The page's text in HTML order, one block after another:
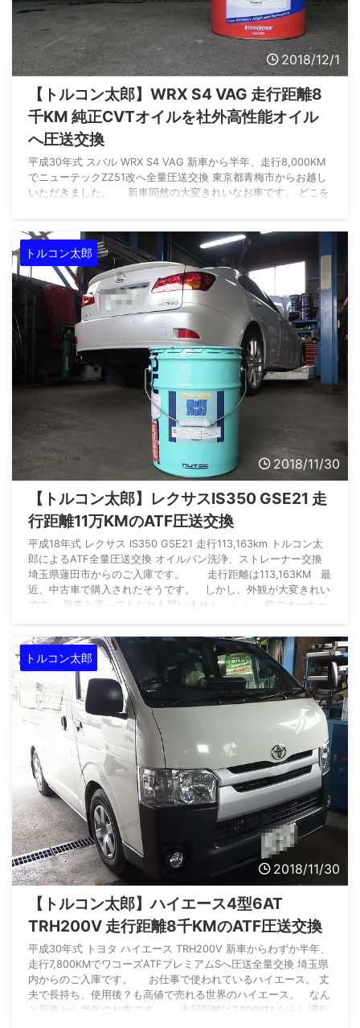
2018/12/1
【トルコン太郎】WRX S4 VAG 走行距離8
千KM 純正CVTオイルを社外高性能オイル
へ圧送交換
平成30年式 スバル WRX S4 VAG 新車から半年、走行8,000KM
でニューテックZZ51改へ全量圧送交換 東京都青梅市からお越し
いただきました。 新車同然の大変きれいなお車です。 どこを
そのため、純正CVTオイルからアップグレードしたいとのご要望
でした。 WRXやレガシィ、レボーグの2.0リッターターボ車 ...
トルコン太郎
2018/11/30
【トルコン太郎】レクサスIS350 GSE21 走
行距離11万KMのATF圧送交換
平成18年式 レクサス IS350 GSE21 走行113,163km トルコン太
郎によるATF全量圧送交換 オイルパン洗浄、ストレーナー交換
埼玉県蓮田市からのご入庫です。 走行距離は113,163KM 最
近、中古車で購入されたそうです。 しかし、外観が大変きれい
です。 新車と言ってもだれも疑いません・・・。 前のオーナー
以上走っている車なのでATF交換をしたい ...
トルコン太郎
2018/11/30
【トルコン太郎】ハイエース4型6AT
TRH200V 走行距離8千KMのATF圧送交換
平成30年式 トヨタ ハイエース TRH200V 新車からわずか半年、
走行7,800KMでワコーズATFプレミアムSへ圧送全量交換 埼玉県
内からのご入庫です。 お仕事で使われているハイエース。 丈
夫で長持ち、使用後？も高値で売れる世界のハイエース。 なん
と新車から半年のお車です。 走行距離は7,806KM ならし運転